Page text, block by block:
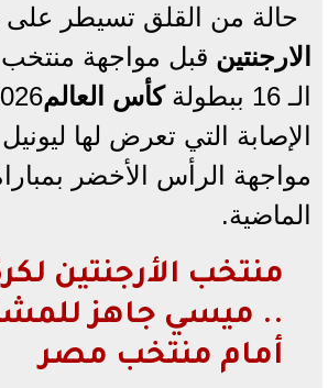
حالة من القلق تسيطر على
الارجنتين قبل مواجهة
الـ 16 ببطولة
كأس العالم
الإصابة التي تعرض لها
مواجهة الرأس الأخضر
الماضية.
منتخب الأرجنتين
.. ميسي جاهز
أمام منتخب مصر